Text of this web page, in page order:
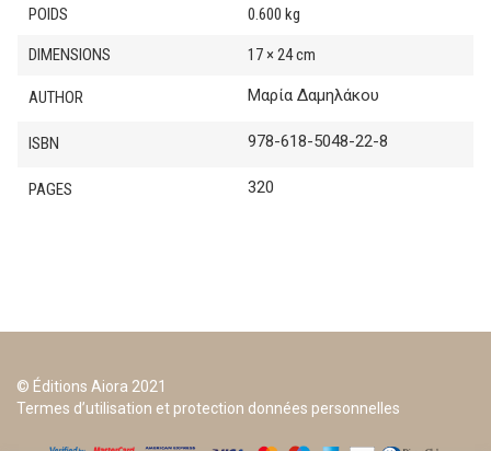
POIDS 0.600 kg
DIMENSIONS 17 × 24 cm
AUTHOR Μαρία Δαμηλάκου
ISBN 978-618-5048-22-8
PAGES 320
© Éditions Aiora 2021
Termes d’utilisation et protection données personnelles